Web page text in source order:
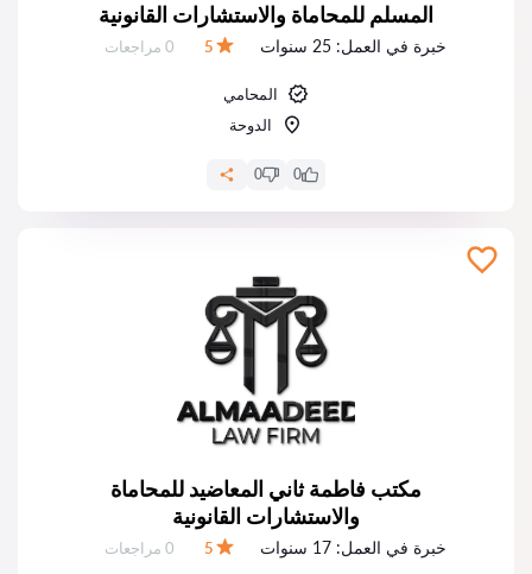
المسلم للمحاماة والاستشارات القانونية
خبرة في العمل: 25 سنوات 5 عدد المراجعات:
0 مراجعات
المحامي
الدوحة
0
0
مكتب فاطمة ثاني المعاضيد للمحاماة
والاستشارات القانونية
خبرة في العمل: 17 سنوات 5 عدد المراجعات:
0 مراجعات